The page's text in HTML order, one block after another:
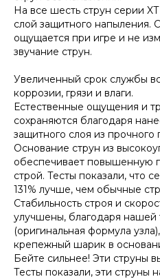
На все шесть струн серии
слой защитного напыления.
ощущается при игре и не
звучание струн.
Увеличенный срок службы
коррозии, грязи и влаги.
Естественные ощущения и
сохраняются благодаря
защитного слоя из прочного
Основание струн из
обеспечивает повышенную
строй. Тесты показали, что
131% лучше, чем обычные
Стабильность строя и
улучшены, благодаря нашей
(оригинальная формула
крепежный шарик в
Бейте сильнее! Эти струны
Тесты показали, эти струны